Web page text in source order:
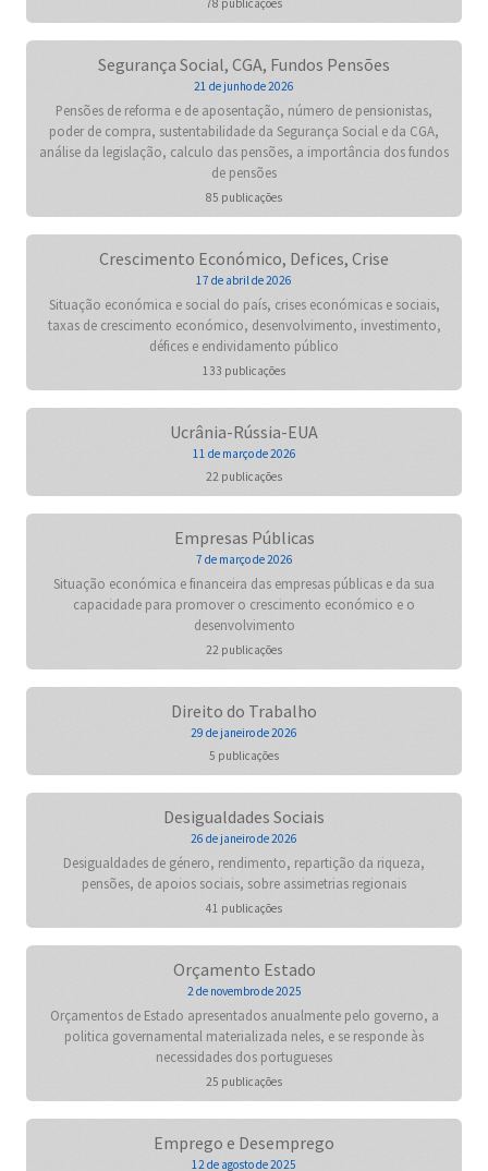
78 publicações
Segurança Social, CGA, Fundos Pensões
21 de junho de 2026
Pensões de reforma e de aposentação, número de pensionistas,
poder de compra, sustentabilidade da Segurança Social e da CGA,
análise da legislação, calculo das pensões, a importância dos fundos
de pensões
85 publicações
Crescimento Económico, Defices, Crise
17 de abril de 2026
Situação económica e social do país, crises económicas e sociais,
taxas de crescimento económico, desenvolvimento, investimento,
défices e endividamento público
133 publicações
Ucrânia-Rússia-EUA
11 de março de 2026
22 publicações
Empresas Públicas
7 de março de 2026
Situação económica e financeira das empresas públicas e da sua
capacidade para promover o crescimento económico e o
desenvolvimento
22 publicações
Direito do Trabalho
29 de janeiro de 2026
5 publicações
Desigualdades Sociais
26 de janeiro de 2026
Desigualdades de género, rendimento, repartição da riqueza,
pensões, de apoios sociais, sobre assimetrias regionais
41 publicações
Orçamento Estado
2 de novembro de 2025
Orçamentos de Estado apresentados anualmente pelo governo, a
politica governamental materializada neles, e se responde às
necessidades dos portugueses
25 publicações
Emprego e Desemprego
12 de agosto de 2025